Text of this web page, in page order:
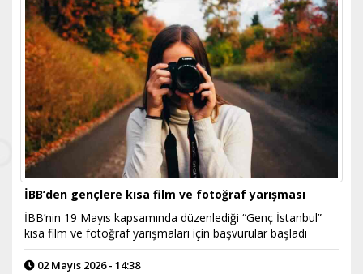
İBB’den gençlere kısa film ve fotoğraf yarışması
İBB’nin 19 Mayıs kapsamında düzenlediği “Genç İstanbul”
kısa film ve fotoğraf yarışmaları için başvurular başladı
02 Mayıs 2026 - 14:38